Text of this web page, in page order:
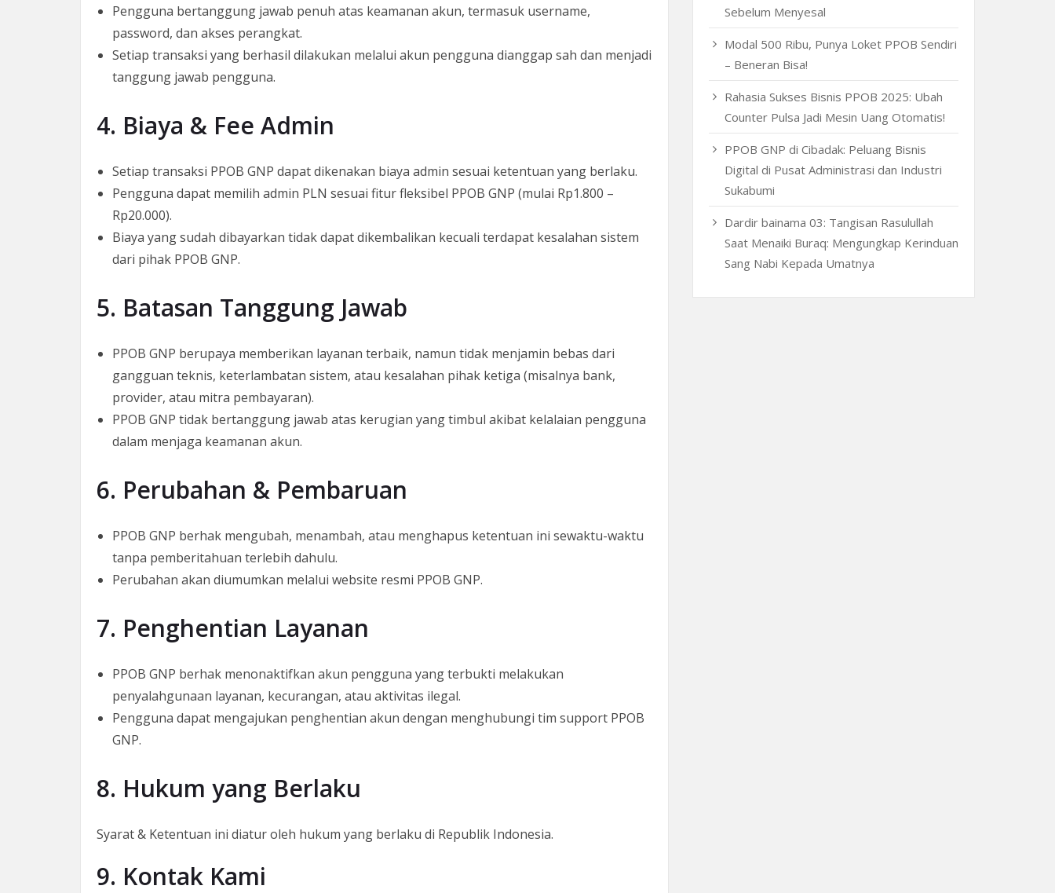
Pengguna bertanggung jawab penuh atas keamanan akun, termasuk username,
password, dan akses perangkat.
Setiap transaksi yang berhasil dilakukan melalui akun pengguna dianggap sah dan menjadi
tanggung jawab pengguna.
4. Biaya & Fee Admin
Setiap transaksi PPOB GNP dapat dikenakan biaya admin sesuai ketentuan yang berlaku.
Pengguna dapat memilih admin PLN sesuai fitur fleksibel PPOB GNP (mulai Rp1.800 –
Rp20.000).
Biaya yang sudah dibayarkan tidak dapat dikembalikan kecuali terdapat kesalahan sistem
dari pihak PPOB GNP.
5. Batasan Tanggung Jawab
PPOB GNP berupaya memberikan layanan terbaik, namun tidak menjamin bebas dari
gangguan teknis, keterlambatan sistem, atau kesalahan pihak ketiga (misalnya bank,
provider, atau mitra pembayaran).
PPOB GNP tidak bertanggung jawab atas kerugian yang timbul akibat kelalaian pengguna
dalam menjaga keamanan akun.
6. Perubahan & Pembaruan
PPOB GNP berhak mengubah, menambah, atau menghapus ketentuan ini sewaktu-waktu
tanpa pemberitahuan terlebih dahulu.
Perubahan akan diumumkan melalui website resmi PPOB GNP.
7. Penghentian Layanan
PPOB GNP berhak menonaktifkan akun pengguna yang terbukti melakukan
penyalahgunaan layanan, kecurangan, atau aktivitas ilegal.
Pengguna dapat mengajukan penghentian akun dengan menghubungi tim support PPOB
GNP.
8. Hukum yang Berlaku
Syarat & Ketentuan ini diatur oleh hukum yang berlaku di Republik Indonesia.
9. Kontak Kami
Sebelum Menyesal
Modal 500 Ribu, Punya Loket PPOB Sendiri
– Beneran Bisa!
Rahasia Sukses Bisnis PPOB 2025: Ubah
Counter Pulsa Jadi Mesin Uang Otomatis!
PPOB GNP di Cibadak: Peluang Bisnis
Digital di Pusat Administrasi dan Industri
Sukabumi
Dardir bainama 03: Tangisan Rasulullah
Saat Menaiki Buraq: Mengungkap Kerinduan
Sang Nabi Kepada Umatnya